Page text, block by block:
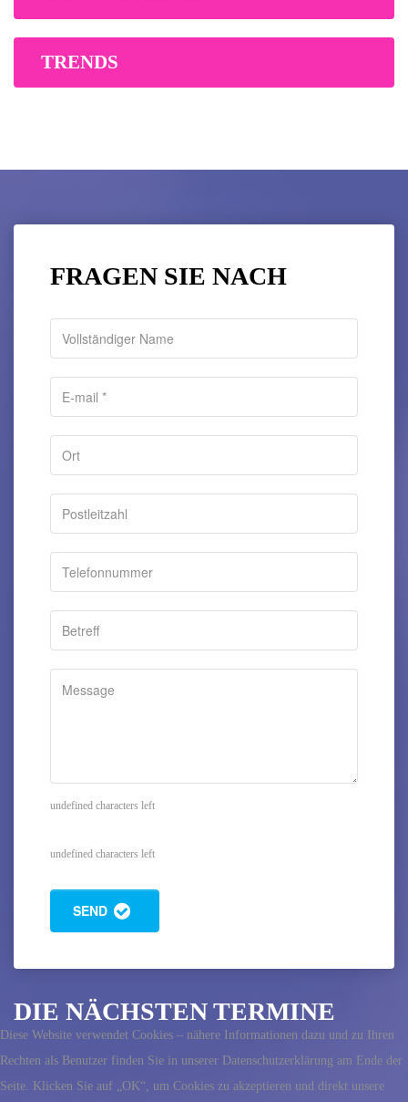
TRENDS
FRAGEN SIE NACH
undefined characters left
undefined characters left
SEND
DIE NÄCHSTEN TERMINE
Diese Website verwendet Cookies – nähere Informationen dazu und zu Ihren
Rechten als Benutzer finden Sie in unserer Datenschutzerklärung am Ende der
Seite. Klicken Sie auf „OK“, um Cookies zu akzeptieren und direkt unsere